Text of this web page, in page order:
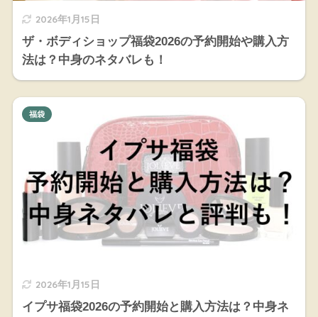
2026年1月15日
ザ・ボディショップ福袋2026の予約開始や購入方
法は？中身のネタバレも！
2026年1月15日
イプサ福袋2026の予約開始と購入方法は？中身ネ
福袋